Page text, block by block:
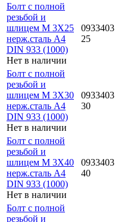
Болт с полной
резьбой и
шлицем M 3Х25
нерж.сталь A4
DIN 933 (1000)
Нет в наличии
0933403
25
Болт с полной
резьбой и
шлицем M 3Х30
нерж.сталь A4
DIN 933 (1000)
Нет в наличии
0933403
30
Болт с полной
резьбой и
шлицем M 3Х40
нерж.сталь A4
DIN 933 (1000)
Нет в наличии
0933403
40
Болт с полной
резьбой и